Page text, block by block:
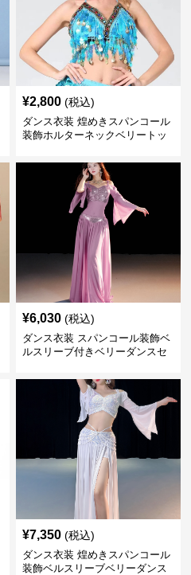
¥2,800 (税込)
ダンス衣装 煌めきスパンコール
装飾ホルターネックベリートッ
¥6,030 (税込)
ダンス衣装 スパンコール装飾ベ
ルスリーブ付きベリーダンスセ
¥7,350 (税込)
ダンス衣装 煌めきスパンコール
装飾ベルスリーブベリーダンス